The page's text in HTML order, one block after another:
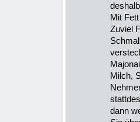
Mit
Zuviel
Milch,
dann